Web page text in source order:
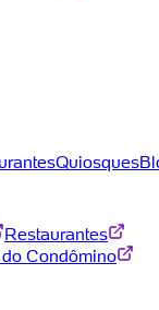
Quiosques
Restaurantes
Condômino